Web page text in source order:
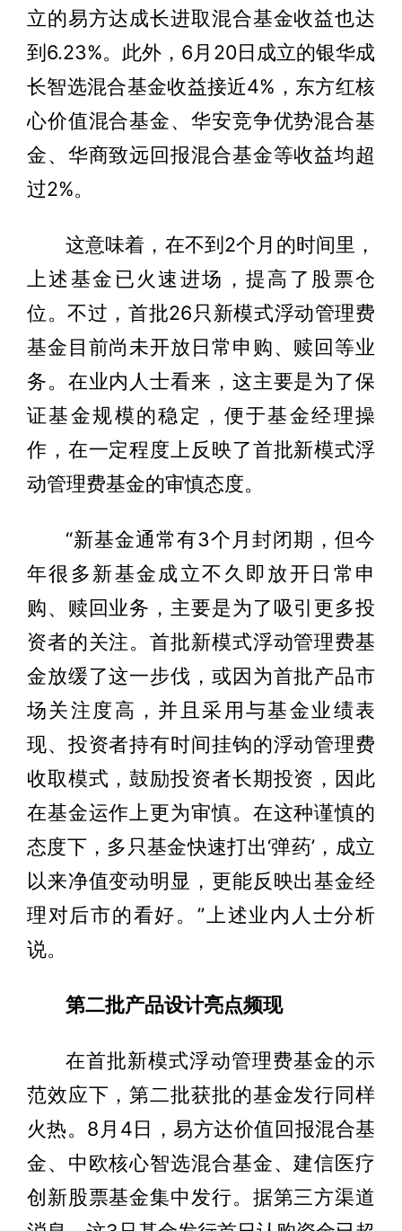
立的易方达成长进取混合基金收益也达
到6.23%。此外，6月20日成立的银华成
长智选混合基金收益接近4%，东方红核
心价值混合基金、华安竞争优势混合基
金、华商致远回报混合基金等收益均超
过2%。
这意味着，在不到2个月的时间里，
上述基金已火速进场，提高了股票仓
位。不过，首批26只新模式浮动管理费
基金目前尚未开放日常申购、赎回等业
务。在业内人士看来，这主要是为了保
证基金规模的稳定，便于基金经理操
作，在一定程度上反映了首批新模式浮
动管理费基金的审慎态度。
“新基金通常有3个月封闭期，但今
年很多新基金成立不久即放开日常申
购、赎回业务，主要是为了吸引更多投
资者的关注。首批新模式浮动管理费基
金放缓了这一步伐，或因为首批产品市
场关注度高，并且采用与基金业绩表
现、投资者持有时间挂钩的浮动管理费
收取模式，鼓励投资者长期投资，因此
在基金运作上更为审慎。在这种谨慎的
态度下，多只基金快速打出‘弹药’，成立
以来净值变动明显，更能反映出基金经
理对后市的看好。”上述业内人士分析
说。
第二批产品设计亮点频现
在首批新模式浮动管理费基金的示
范效应下，第二批获批的基金发行同样
火热。8月4日，易方达价值回报混合基
金、中欧核心智选混合基金、建信医疗
创新股票基金集中发行。据第三方渠道